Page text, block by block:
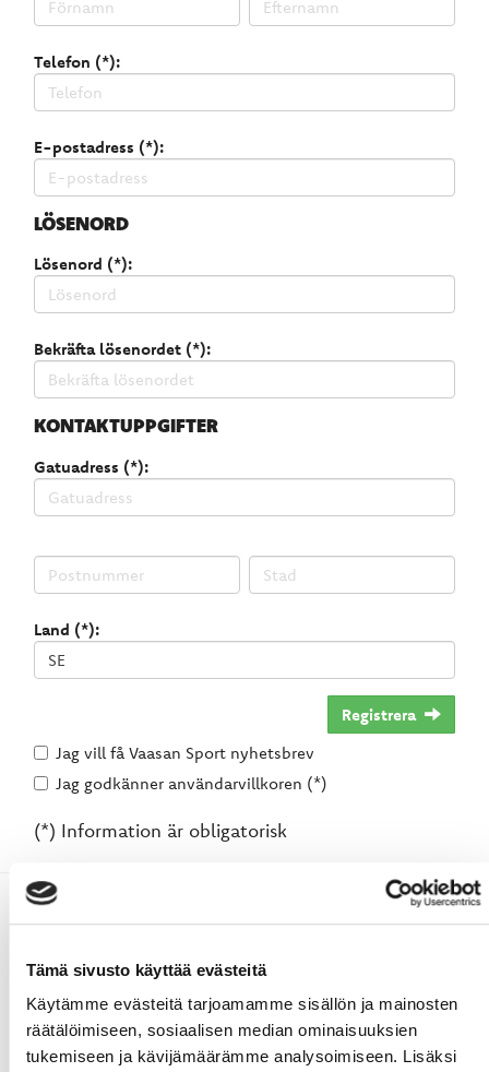
Tämä sivusto käyttää evästeitä
Käytämme evästeitä tarjoamamme sisällön ja mainosten
räätälöimiseen, sosiaalisen median ominaisuuksien
tukemiseen ja kävijämäärämme analysoimiseen. Lisäksi
Telefon (*):
E-postadress (*):
LÖSENORD
Lösenord (*):
Bekräfta lösenordet (*):
KONTAKTUPPGIFTER
Gatuadress (*):
Land (*):
Registrera
Jag vill få Vaasan Sport nyhetsbrev
Jag godkänner användarvillkoren (*)
(*) Information är obligatorisk